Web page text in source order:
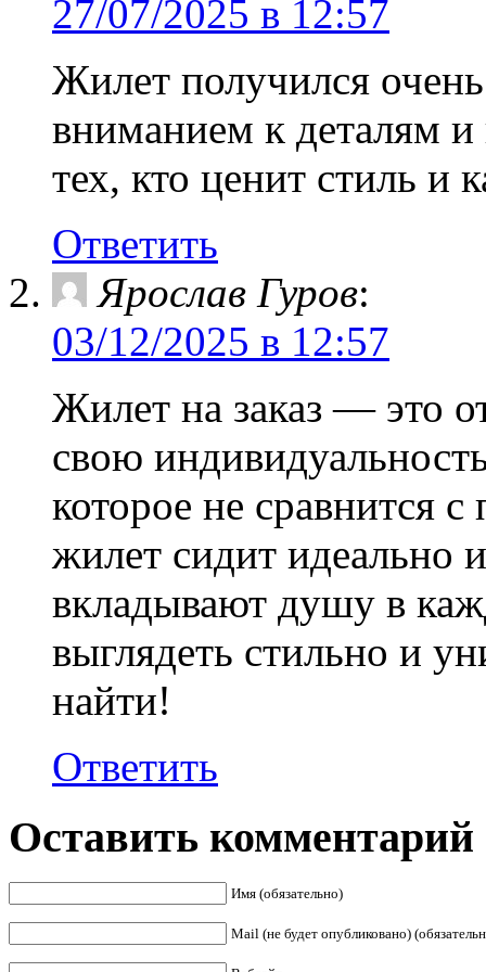
27/07/2025 в 12:57
Жилет получился
вниманием к деталям
тех, кто ценит стиль и
Ответить
Ярослав Гуров:
03/12/2025 в 12:57
Жилет на заказ — это
свою
которое не сравнится
жилет сидит идеально
вкладывают душу в
выглядеть стильно и
найти!
Ответить
Оставить комментарий
Имя (обязательно)
Mail (не будет опубликовано)